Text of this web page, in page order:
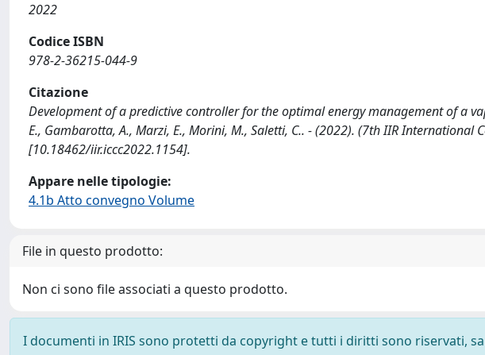
2022
Codice ISBN
978-2-36215-044-9
Citazione
Development of a predictive controller for the optimal energy management of a
E., Gambarotta, A., Marzi, E., Morini, M., Saletti, C.. - (2022). (7th IIR International
[10.18462/iir.iccc2022.1154].
Appare nelle tipologie:
4.1b Atto convegno Volume
File in questo prodotto:
Non ci sono file associati a questo prodotto.
I documenti in IRIS sono protetti da copyright e tutti i diritti sono riservati,